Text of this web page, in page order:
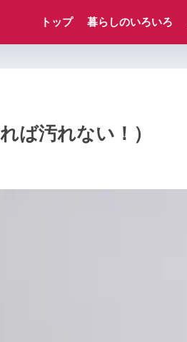
トップ 暮らしのいろいろ
ば汚れない！）